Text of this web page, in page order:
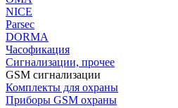
NICE
Parsec
DORMA
Часофикация
Сигнализации, прочее
GSM сигнализации
Комплекты для охраны
Приборы GSM охраны